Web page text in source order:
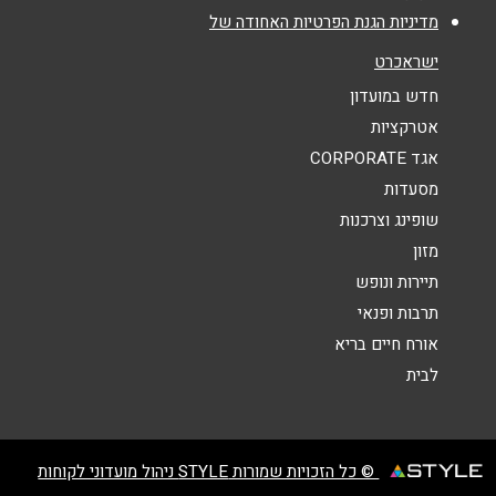
אנא חזרו אלי בקשר ל...
הודעה
בן גוריון 22
9290*
חיפה
שדרות ההסתדרות 55
9290*
מדיניות הגנת הפרטיות האחודה של
ישראכרט
חדש במועדון
אטרקציות
אגד CORPORATE
מסעדות
שופינג וצרכנות
מזון
תיירות ונופש
תרבות ופנאי
אורח חיים בריא
לבית
© כל הזכויות שמורות STYLE ניהול מועדוני לקוחות